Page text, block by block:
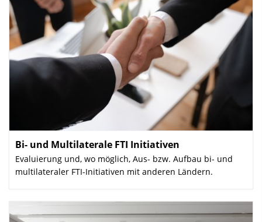
Bi- und Multilaterale FTI Initiativen
Evaluierung und, wo möglich, Aus- bzw. Aufbau bi- und
multilateraler FTI-Initiativen mit anderen Ländern.